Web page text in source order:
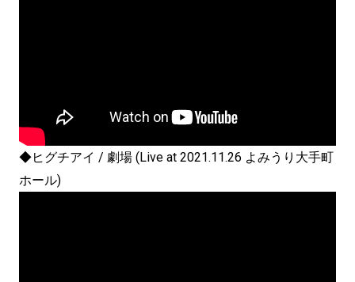
◆ヒグチアイ / 劇場 (Live at 2021.11.26 よみうり大手町
ホール)